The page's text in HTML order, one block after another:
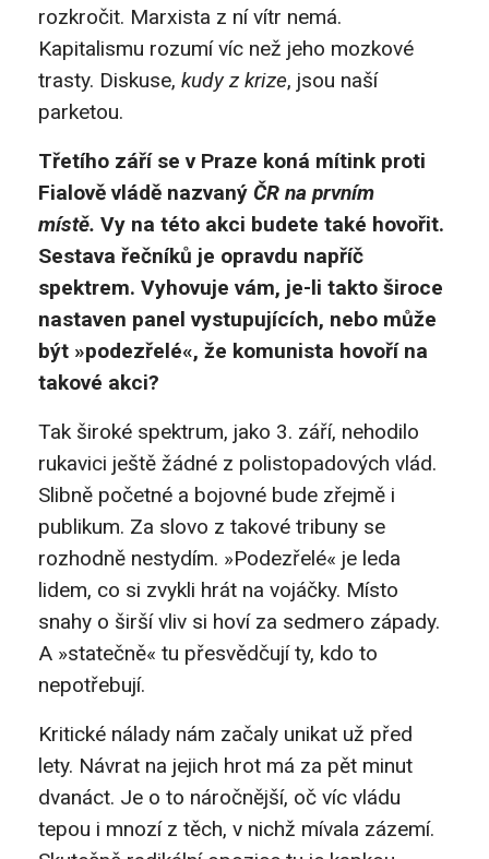
rozkročit. Marxista z ní vítr nemá.
Kapitalismu rozumí víc než jeho mozkové
trasty. Diskuse, kudy z krize, jsou naší
parketou.
Třetího září se v Praze koná mítink proti
Fialově vládě nazvaný ČR na prvním
místě. Vy na této akci budete také hovořit.
Sestava řečníků je opravdu napříč
spektrem. Vyhovuje vám, je-li takto široce
nastaven panel vystupujících, nebo může
být »podezřelé«, že komunista hovoří na
takové akci?
Tak široké spektrum, jako 3. září, nehodilo
rukavici ještě žádné z polistopadových vlád.
Slibně početné a bojovné bude zřejmě i
publikum. Za slovo z takové tribuny se
rozhodně nestydím. »Podezřelé« je leda
lidem, co si zvykli hrát na vojáčky. Místo
snahy o širší vliv si hoví za sedmero západy.
A »statečně« tu přesvědčují ty, kdo to
nepotřebují.
Kritické nálady nám začaly unikat už před
lety. Návrat na jejich hrot má za pět minut
dvanáct. Je o to náročnější, oč víc vládu
tepou i mnozí z těch, v nichž mívala zázemí.